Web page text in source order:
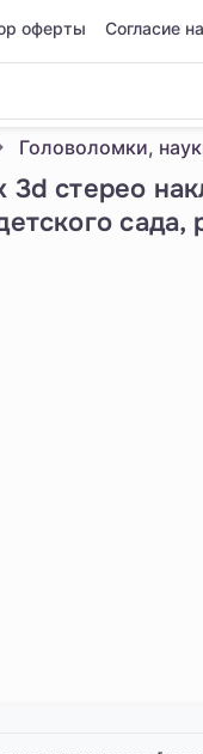
оферты Согласие
стерео